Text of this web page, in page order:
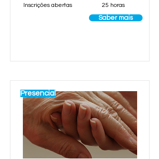
Inscrições abertas 25 horas
Saber mais
Presencial